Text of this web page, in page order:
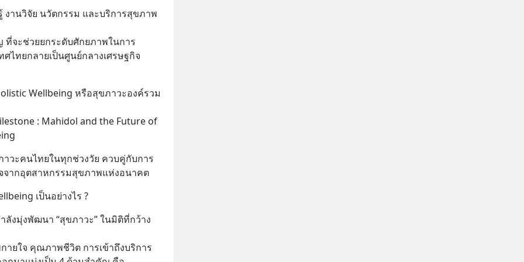
านวิจัย นวัตกรรม และบริการสุขภาพ
ที่จะช่วยยกระดับศักยภาพในการ
ไทยกลายเป็นศูนย์กลางเศรษฐกิจ
Wellbeing หรือสุขภาวะองค์รวม
: Mahidol and the Future of
วะคนไทยในทุกช่วงวัย ควบคู่กับการ
จากอุตสาหกรรมสุขภาพแห่งอนาคต
เป็นอย่างไร ?
ลังมุ่งพัฒนา “สุขภาวะ” ในมิติที่กว้าง
ยใจ คุณภาพชีวิต การเข้าถึงบริการ